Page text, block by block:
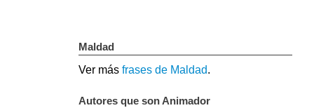
Maldad
Ver más frases de Maldad.
Autores que son Animador